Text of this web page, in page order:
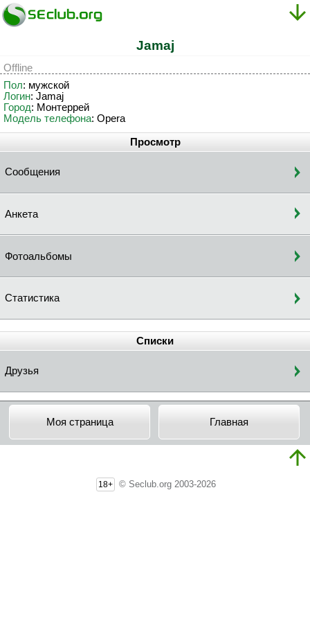
Jamaj
Offline
Пол: мужской
Логин: Jamaj
Город: Монтеррей
Модель телефона: Opera
Просмотр
Сообщения
Анкета
Фотоальбомы
Статистика
Списки
Друзья
Моя страница Главная
18+ © Seclub.org 2003-2026